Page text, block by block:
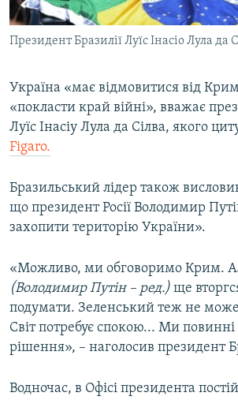
УКРАЇНСЬКА ПРОБЛЕМА КРИМУ
ІНФОГРАФІКА
Qırımtatar
ДОЛУЧАЙСЯ!
Усі сайти RFE/RL
Президент Бразилії Луїс Інасіо Лула да
Україна «має відмовитися від
«покласти край війні», вважає
Луїс Інасіу Лула да Сілва, якого
Figaro.
Бразильський лідер також
що президент Росії Володимир
захопити територію України».
«Можливо, ми обговоримо Крим.
(Володимир Путін – ред.) ще
подумати. Зеленський теж не може
Світ потребує спокою... Ми
рішення», – наголосив президент
Водночас, в Офісі президента